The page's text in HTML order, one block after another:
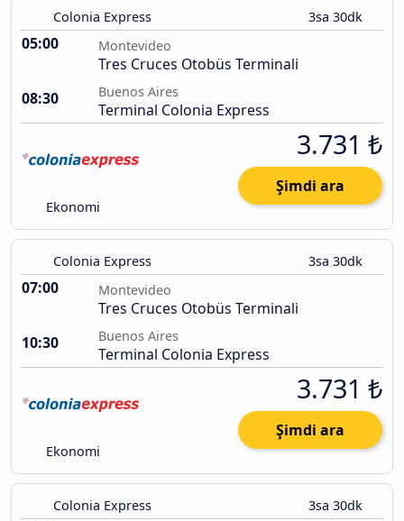
Colonia Express 3sa 30dk
05:00 Montevideo
Tres Cruces Otobüs Terminali
08:30
Buenos Aires
Terminal Colonia Express
Ekonomi
3.731 ₺
Şimdi ara
Colonia Express 3sa 30dk
07:00 Montevideo
Tres Cruces Otobüs Terminali
10:30
Buenos Aires
Terminal Colonia Express
Ekonomi
3.731 ₺
Şimdi ara
Colonia Express 3sa 30dk